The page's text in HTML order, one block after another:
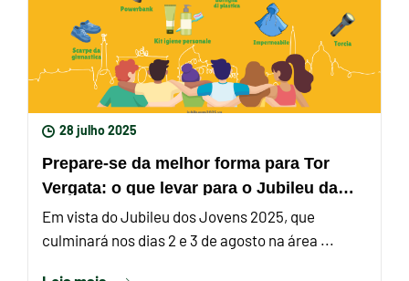
28 julho 2025
Prepare-se da melhor forma para Tor
Vergata: o que levar para o Jubileu da
Juventude 2025
Em vista do Jubileu dos Jovens 2025, que
culminará nos dias 2 e 3 de agosto na área ...